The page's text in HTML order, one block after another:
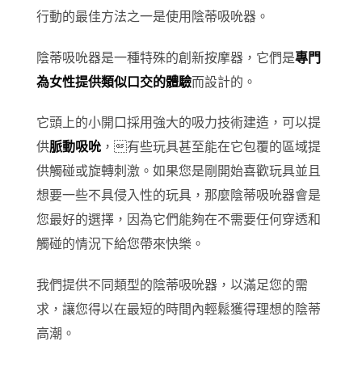
行動的最佳方法之一是使用陰蒂吸吮器。
陰蒂吸吮器是一種特殊的創新按摩器，它們是專門
為女性提供類似口交的體驗而設計的。
它頭上的小開口採用強大的吸力技術建造，可以提
供脈動吸吮 ，有些玩具甚至能在它包覆的區域提
供觸碰或旋轉刺激。如果您是剛開始喜歡玩具並且
想要一些不具侵入性的玩具，那麼陰蒂吸吮器會是
您最好的選擇，因為它們能夠在不需要任何穿透和
觸碰的情況下給您帶來快樂。
我們提供不同類型的陰蒂吸吮器，以滿足您的需
求，讓您得以在最短的時間內輕鬆獲得理想的陰蒂
高潮。